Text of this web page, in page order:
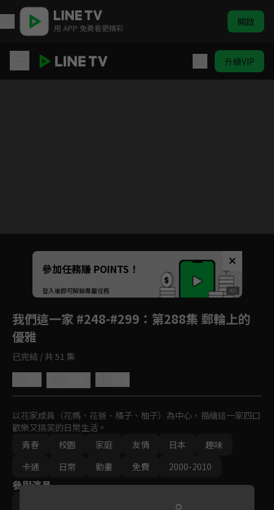
用 APP 免費看更精彩 開啟
升級VIP
Unmute
如有不便請見諒
參加任務賺 POINTS！
登入後即可解鎖專屬任務
我們這一家 #248-#299 ：第288集 郵輪上的
優雅
已完結 / 共 51 集
以花家成員（花媽、花爸、橘子、柚子）為中心，描繪這一家四口
歡樂又搞笑的日常生活。
青春
校園 家庭 友情 日本
趣味
卡通
日常 動畫 免費 2000-2010
參與演員